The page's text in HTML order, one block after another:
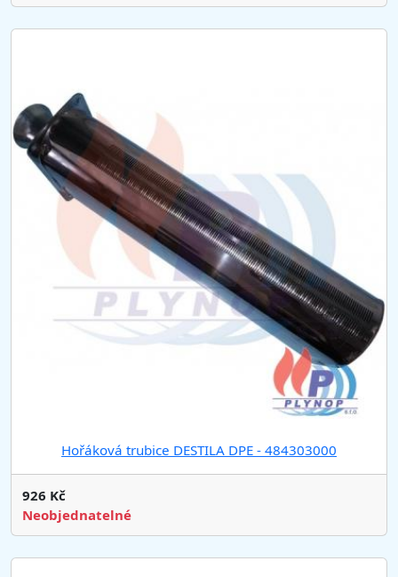
Hořáková trubice DESTILA DPE - 484303000
926 Kč
Neobjednatelné